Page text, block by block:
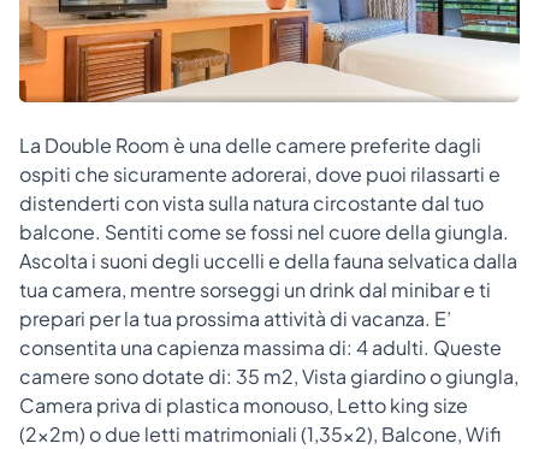
La Double Room è una delle camere preferite dagli
ospiti che sicuramente adorerai, dove puoi rilassarti e
distenderti con vista sulla natura circostante dal tuo
balcone. Sentiti come se fossi nel cuore della giungla.
Ascolta i suoni degli uccelli e della fauna selvatica dalla
tua camera, mentre sorseggi un drink dal minibar e ti
prepari per la tua prossima attività di vacanza. E’
consentita una capienza massima di: 4 adulti. Queste
camere sono dotate di: 35 m2, Vista giardino o giungla,
Camera priva di plastica monouso, Letto king size
(2x2m) o due letti matrimoniali (1,35x2), Balcone, Wifi